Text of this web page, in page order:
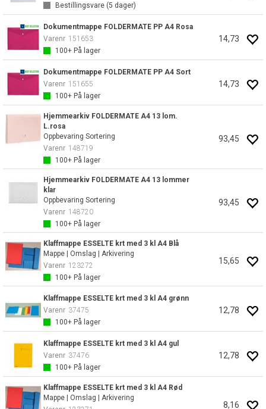
Bestillingsvare (5 dager)
Dokumentmappe FOLDERMATE PP A4 Rosa
Varenr 151653
100+ På lager
14,73
Dokumentmappe FOLDERMATE PP A4 Sort
Varenr 151655
100+ På lager
14,73
Hjemmearkiv FOLDERMATE A4 13 lom.
L.rosa
Oppbevaring Sortering
Varenr 148719
100+ På lager
93,45
Hjemmearkiv FOLDERMATE A4 13 lommer
klar
Oppbevaring Sortering
Varenr 148720
100+ På lager
93,45
Klaffmappe ESSELTE krt med 3 kl A4 Blå
Mappe | Omslag | Arkivering
Varenr 123272
100+ På lager
15,65
Klaffmappe ESSELTE krt med 3 kl A4 grønn
Varenr 37475
100+ På lager
12,78
Klaffmappe ESSELTE krt med 3 kl A4 gul
Varenr 37476
100+ På lager
12,78
Klaffmappe ESSELTE krt med 3 kl A4 Rød
Mappe | Omslag | Arkivering
8,16